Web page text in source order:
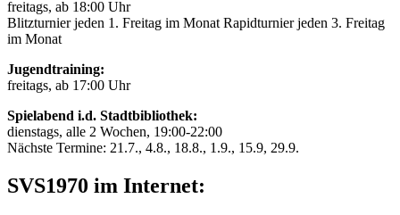
freitags, ab 18:00 Uhr
Blitzturnier jeden 1. Freitag im Monat Rapidturnier jeden 3. Freitag
im Monat
Jugendtraining:
freitags, ab 17:00 Uhr
Spielabend i.d. Stadtbibliothek:
dienstags, alle 2 Wochen, 19:00-22:00
Nächste Termine: 21.7., 4.8., 18.8., 1.9., 15.9, 29.9.
SVS1970 im Internet: